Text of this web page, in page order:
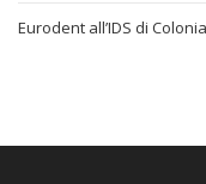
Eurodent all’IDS di Colonia